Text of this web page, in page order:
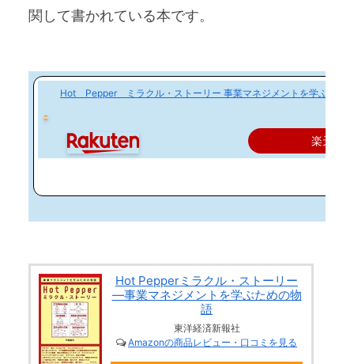
関して書かれている本です。
Hot Pepper ミラクル・ストーリー 事業マネジメントを学ぶため
楽天で
Hot Pepperミラクル・ストーリー
―事業マネジメントを学ぶための物
語
東洋経済新報社
Amazonの商品レビュー・口コミを見る